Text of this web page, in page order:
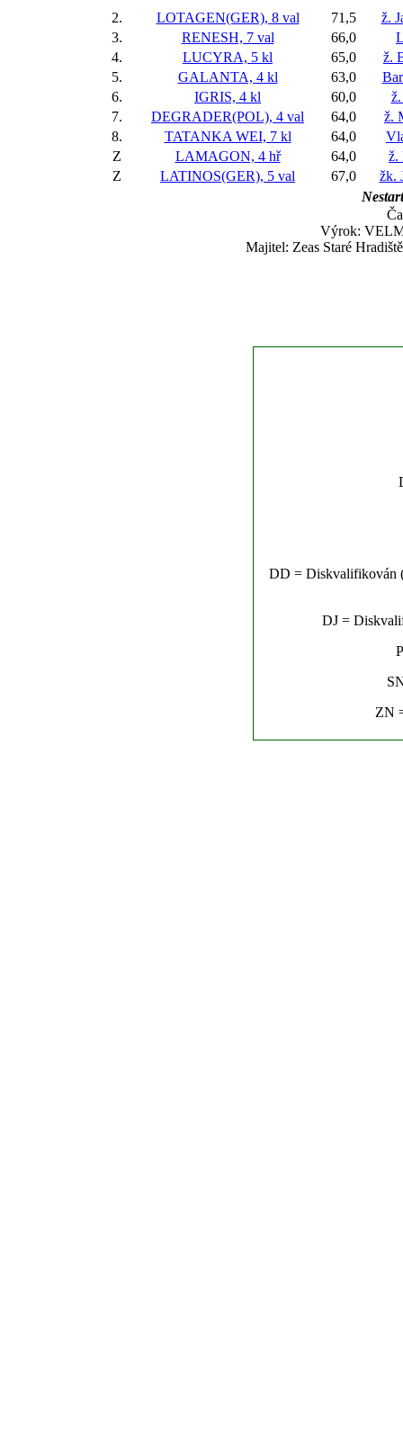
2.
LOTAGEN(GER), 8 val 71,5
ž.
3.
RENESH, 7 val 66,0
4.
LUCYRA, 5 kl 65,0
ž.
5.
GALANTA, 4 kl 63,0
6.
IGRIS, 4 kl 60,0
7.
DEGRADER(POL), 4 val 64,0
ž.
8.
TATANKA WEI, 7 kl 64,0
Z
LAMAGON, 4 hř 64,0
ž.
Z
LATINOS(GER), 5 val 67,0
žk.
Výrok:
Majitel: Zeas Staré
DD = Diskvalifikován
DJ =
ZN